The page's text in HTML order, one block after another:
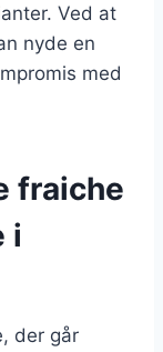
Ved at
nyde en
med
fraiche
i
der går